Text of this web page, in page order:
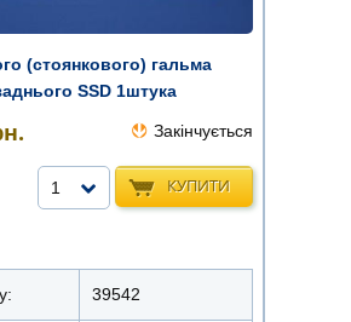
(стоянкового) гальма
SSD 1штука
Закінчується
КУПИТИ
1
39542